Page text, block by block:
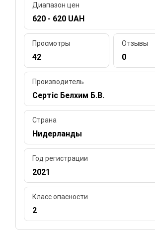
Диапазон цен
620 - 620 UAH
Просмотры
42
Отзывы
0
Производитель
Сертіс Белхим Б.В.
Страна
Нидерланды
Год регистрации
2021
Класс опасности
2